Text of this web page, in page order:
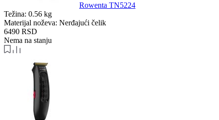
Rowenta TN5224
Težina: 0.56 kg
Materijal noževa: Nerđajući čelik
6490 RSD
Nema na stanju